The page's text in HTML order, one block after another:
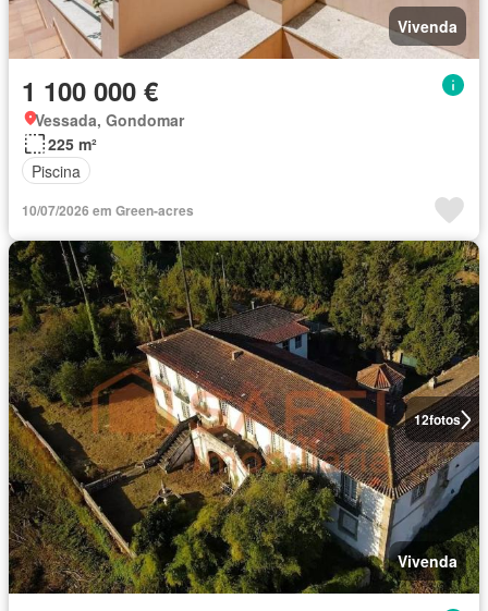
Vivenda
1 100 000 €
Vessada, Gondomar
225 m²
Piscina
10/07/2026 em Green-acres
12fotos
Vivenda